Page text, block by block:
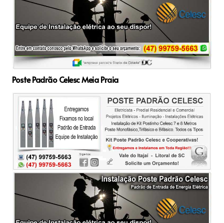
Poste Padrão Celesc Meia Praia